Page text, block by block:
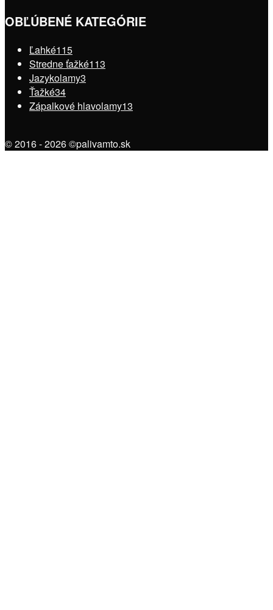
OBĽÚBENÉ KATEGÓRIE
Ľahké115
Stredne ťažké113
Jazykolamy3
Ťažké34
Zápalkové hlavolamy13
© 2016 - 2026 ©palivamto.sk